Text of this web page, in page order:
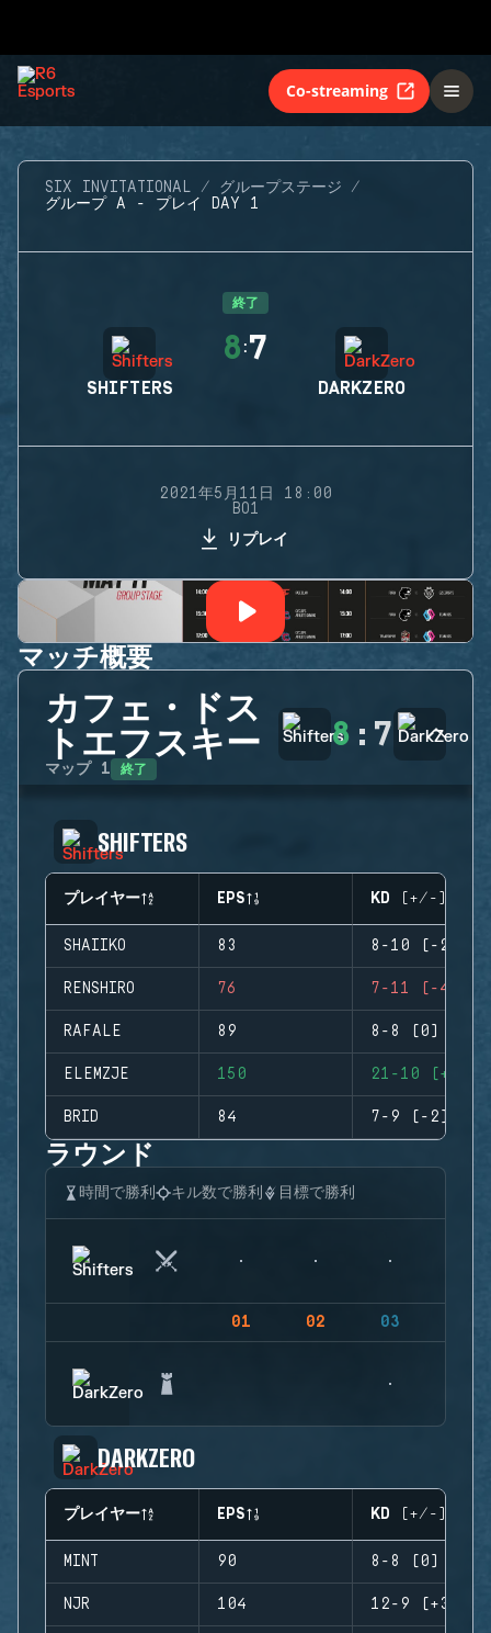
Co-streaming
SIX INVITATIONAL
グループステージ
グループ A - プレイ DAY 1
終了
SHIFTERS
8 :7
DARKZERO
2021年5月11日 18:00
BO1
リプレイ
マッチ概要
カフェ・ドス
トエフスキー
マップ 1 終了
8 : 7
SHIFTERS
プレイヤー EPS KD (+/-)
SHAIIKO 83 8-10 (-2)
RENSHIRO 76 7-11 (-4)
RAFALE 89 8-8 (0)
ELEMZJE 150 21-10 (+11)
BRID 84 7-9 (-2)
ラウンド
時間で勝利 キル数で勝利 目標で勝利
01 02 03
DARKZERO
プレイヤー EPS KD (+/-)
MINT 90 8-8 (0)
NJR 104 12-9 (+3)